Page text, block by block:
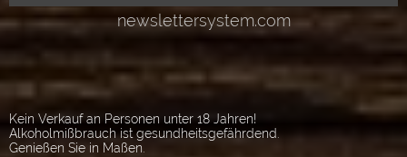
Kein Verkauf an Personen unter 18 Jahren!
Alkoholmißbrauch ist gesundheitsgefährdend.
Genießen Sie in Maßen.